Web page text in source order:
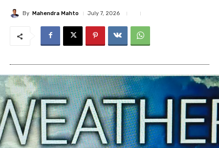
By Mahendra Mahto July 7, 2026